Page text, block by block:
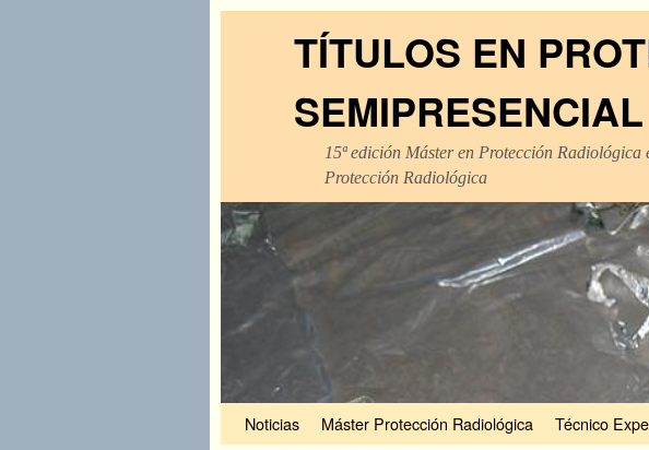
TÍTULOS EN
SEMIPRESENCIAL
15ª edición Máster en Protección
Protección Radiológica
Noticias Máster Protección Radiológica Técnico